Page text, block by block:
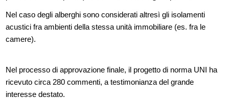
Nel caso degli alberghi sono considerati altresì gli isolamenti
acustici fra ambienti della stessa unità immobiliare (es. fra le
camere).
Nel processo di approvazione finale, il progetto di norma UNI ha
ricevuto circa 280 commenti, a testimonianza del grande
interesse destato.